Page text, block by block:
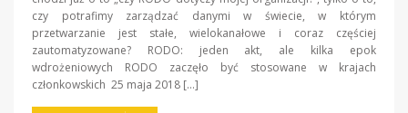
czy potrafimy zarządzać danymi w świecie, w którym
przetwarzanie jest stałe, wielokanałowe i coraz częściej
zautomatyzowane? RODO: jeden akt, ale kilka epok
wdrożeniowych RODO zaczęło być stosowane w krajach
członkowskich 25 maja 2018 […]